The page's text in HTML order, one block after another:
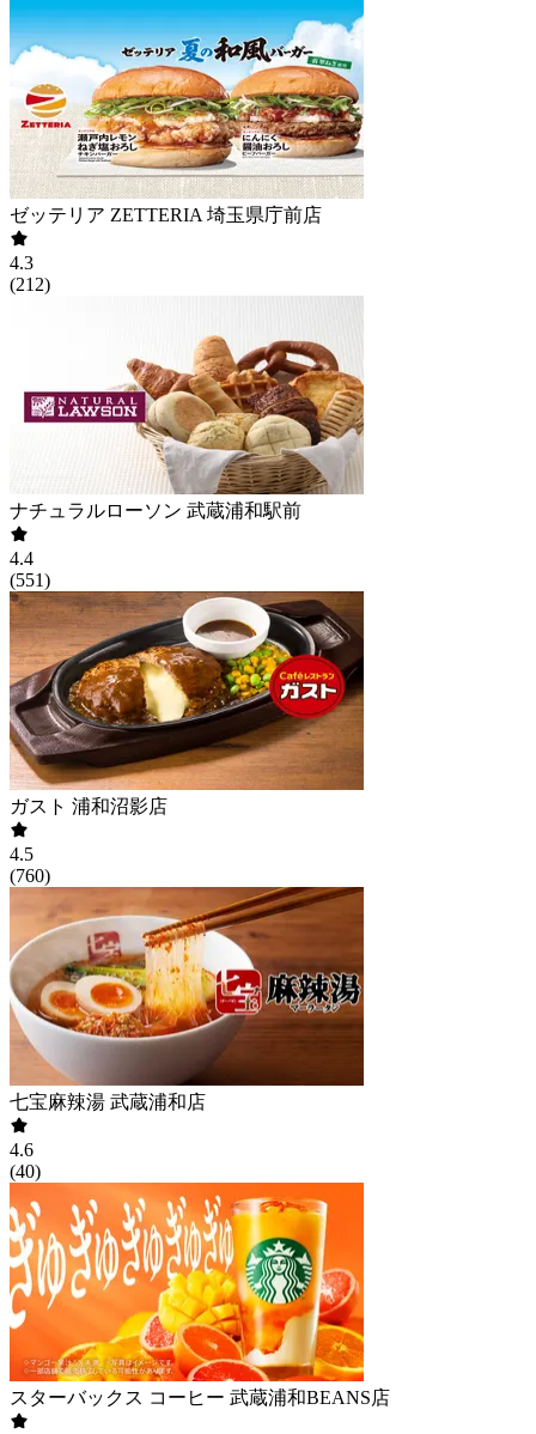
ゼッテリア ZETTERIA 埼玉県庁前店
4.3
(212)
ナチュラルローソン 武蔵浦和駅前
4.4
(551)
ガスト 浦和沼影店
4.5
(760)
七宝麻辣湯 武蔵浦和店
4.6
(40)
スターバックス コーヒー 武蔵浦和BEANS店